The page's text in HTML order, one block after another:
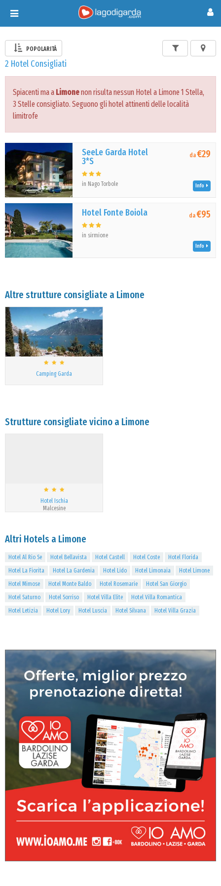
Toggle
navigation
POPOLARITÀ
2 Hotel Consigliati
Spiacenti ma a Limonenon risulta nessun Hotel a Limone 1 Stella,
3 Stelle consigliato. Seguono gli hotel attinenti delle località
limitrofe
SeeLe Garda Hotel
3*S
in Nago Torbole
da€29
Info
Hotel Fonte Boiola
in sirmione
da€95
Info
Altre strutture consigliate a Limone
Camping Garda
Strutture consigliate vicino a Limone
Hotel Ischia
Malcesine
Altri Hotels a Limone
Hotel Al Rio Se Hotel Bellavista Hotel Castell Hotel Coste
Hotel Florida
Hotel La Fiorita
Hotel La Gardenia Hotel Lido Hotel Limonaia
Hotel Limone
Hotel Mimose
Hotel Monte Baldo Hotel Rosemarie
Hotel San Giorgio
Hotel Saturno
Hotel Sorriso Hotel Villa Elite
Hotel Villa Romantica
Hotel Letizia
Hotel Lory Hotel Luscia Hotel Silvana Hotel Villa Grazia